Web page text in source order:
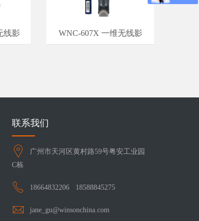
线影 WNC-607X 一维无线影
联系我们
广州市天河区黄村路59号粤安工业园
C栋
18664832206 18588845275
jane_gu@winsonchina.com